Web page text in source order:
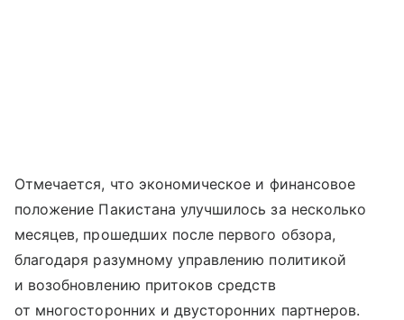
Отмечается, что экономическое и финансовое
положение Пакистана улучшилось за несколько
месяцев, прошедших после первого обзора,
благодаря разумному управлению политикой
и возобновлению притоков средств
от многосторонних и двусторонних партнеров.